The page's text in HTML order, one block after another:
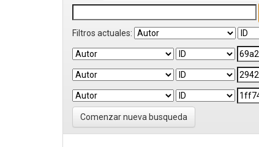
Filtros actuales:
Comenzar nueva busqueda